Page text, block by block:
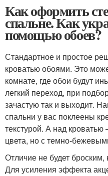
Как оформить
спальне. Как
помощью обоев?
Стандартное и простое
кроватью обоями. Это
комнате, где обои будут
легкий переход, при
зачастую так и выходит.
спальни у вас поклеены
текстурой. А над
цвета, но с темно-
Отличие не будет броским,
Для усиления эффекта